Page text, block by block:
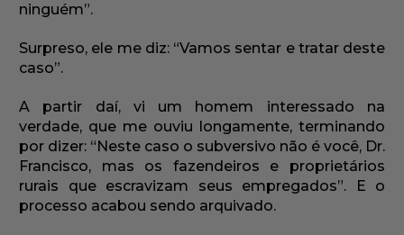
ninguém”.
Surpreso, ele me diz: “Vamos sentar e tratar deste
caso”.
A partir daí, vi um homem interessado na
verdade, que me ouviu longamente, terminando
por dizer: “Neste caso o subversivo não é você, Dr.
Francisco, mas os fazendeiros e proprietários
rurais que escravizam seus empregados”. E o
processo acabou sendo arquivado.